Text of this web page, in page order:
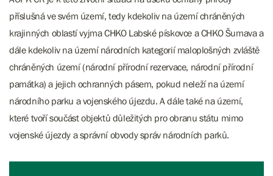
příslušná ve svém území, tedy kdekoliv na území chráněných
krajinných oblastí vyjma CHKO Labské pískovce a CHKO Šumava a
dále kdekoliv na území národních kategorií maloplošných zvláště
chráněných území (národní přírodní rezervace, národní přírodní
památka) a jejich ochranných pásem, pokud neleží na území
národního parku a vojenského újezdu. A dále také na území,
které tvoří součást objektů důležitých pro obranu státu mimo
vojenské újezdy a správní obvody správ národních parků.